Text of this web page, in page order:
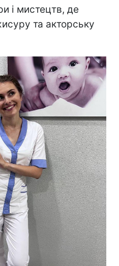
і мистецтв, де
та акторську